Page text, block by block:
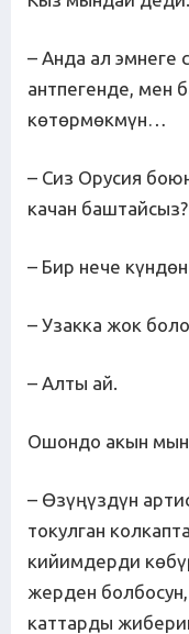
– Анда ал эмнеге
антпегенде, мен
көтөрмөкмүн…
– Сиз Орусия
качан баштайсыз?
– Бир нече
– Узакка жок
– Алты ай.
Ошондо акын
– Өзүңүздүн
токулган
кийимдерди
жерден
каттарды